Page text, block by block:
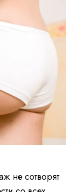
не сотворят